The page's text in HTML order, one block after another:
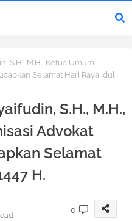
S.H., M.H., Ketua Umum
Selamat Hari Raya Idul
S.H., M.H.,
Advokat
Selamat
H.
0